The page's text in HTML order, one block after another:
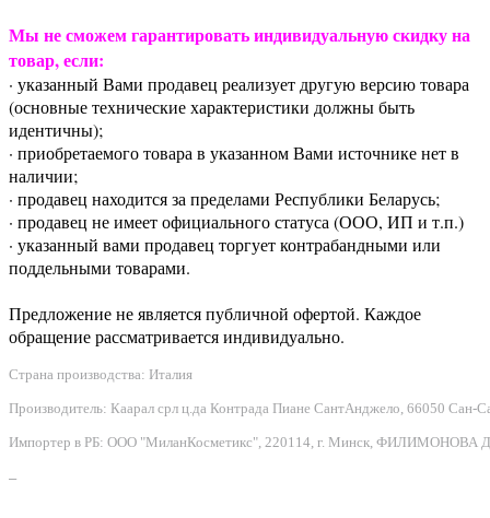
Мы не сможем гарантировать индивидуальную скидку на
товар, если:
· указанный Вами продавец реализует другую версию товара
(основные технические характеристики должны быть
идентичны);
· приобретаемого товара в указанном Вами источнике нет в
наличии;
· продавец находится за пределами Республики Беларусь;
· продавец не имеет официального статуса (ООО, ИП и т.п.)
· указанный вами продавец торгует контрабандными или
поддельными товарами.
Предложение не является публичной офертой. Каждое
обращение рассматривается индивидуально.
Страна производства: Италия
Производитель: Каарал срл ц.да Контрада Пиане СантАнджело, 66050 Сан-
Импортер в РБ: ООО "МиланКосметикс", 220114, г. Минск, ФИЛИМОНОВА
–